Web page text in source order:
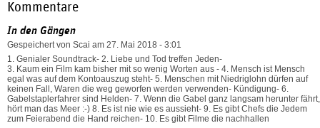
Kommentare
In den Gängen
Gespeichert von Scai am 27. Mai 2018 - 3:01
1. Genialer Soundtrack- 2. Liebe und Tod treffen Jeden-
3. Kaum ein Film kam bisher mit so wenig Worten aus - 4. Mensch ist Mensch
egal was auf dem Kontoauszug steht- 5. Menschen mit Niedriglohn dürfen auf
keinen Fall, Waren die weg geworfen werden verwenden- Kündigung- 6.
Gabelstaplerfahrer sind Helden- 7. Wenn die Gabel ganz langsam herunter fährt,
hört man das Meer :-) 8. Es ist nie wie es aussieht- 9. Es gibt Chefs die Jedem
zum Feierabend die Hand reichen- 10. Es gibt Filme die nachhallen